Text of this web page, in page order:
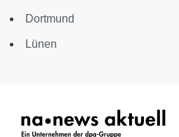
Dortmund
Lünen